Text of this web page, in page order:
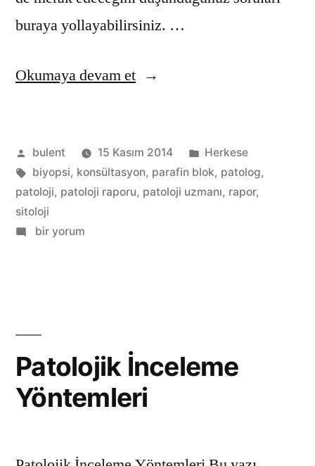
buraya yollayabilirsiniz. …
Okumaya devam et“Patoloji
Gönderen:
bulent 15 Kasım 2014 Kategori:
Herkese
Etiketler:
biyopsi, konsültasyon, parafin blok, patolog,
patoloji, patoloji raporu, patoloji uzmanı, rapor,
sitoloji
Patoloji
bir yorum
Patolojik İnceleme
Yöntemleri